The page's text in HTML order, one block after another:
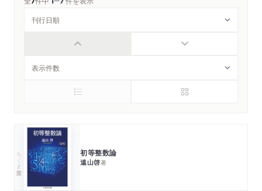
ちくま学芸文庫 初等整数論
遠山啓著